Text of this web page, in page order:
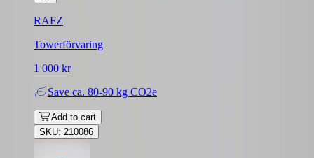
RAFZ
Towerförvaring
1 000 kr
Save ca. 80-90 kg CO2e
Add to cart
SKU: 210086